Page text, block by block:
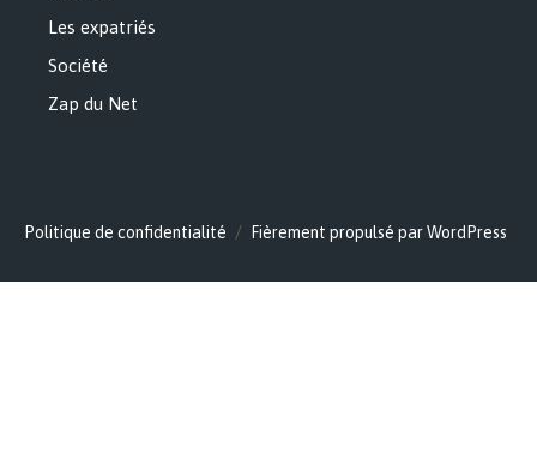
Les expatriés
Société
Zap du Net
Politique de confidentialité Fièrement propulsé par WordPress